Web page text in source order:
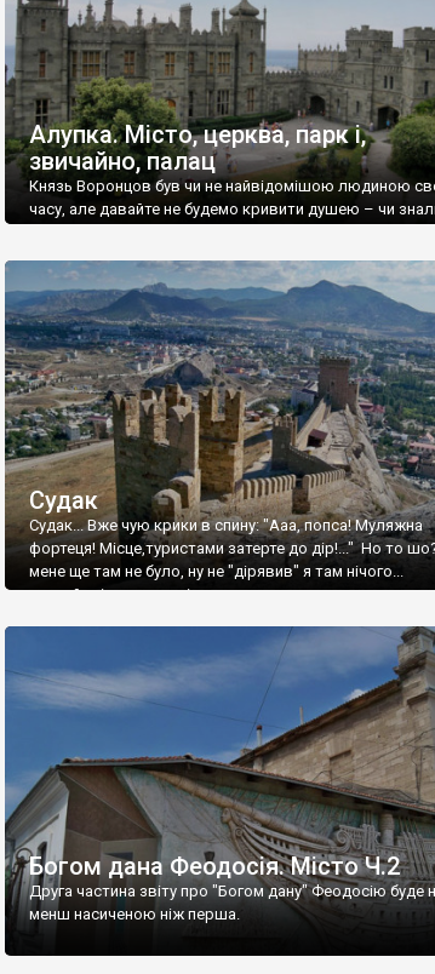
Алупка. Місто, церква, парк і,
звичайно, палац
Князь Воронцов був чи не найвідомішою людиною
часу, але давайте не будемо кривити душею – чи
Судак
Судак... Вже чую крики в спину: "Ааа, попса! Муляжна
фортеця! Місце,туристами затерте до дір!..." Но то
мене ще там не було, ну не "дірявив" я там нічого...
принаймні до цього літа.
Богом дана Феодосія. Місто Ч.2
Друга частина звіту про "Богом дану" Феодосію буде
менш насиченою ніж перша.